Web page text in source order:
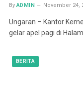
By ADMIN November 24,
Ungaran – Kantor
gelar apel pagi di
BERITA